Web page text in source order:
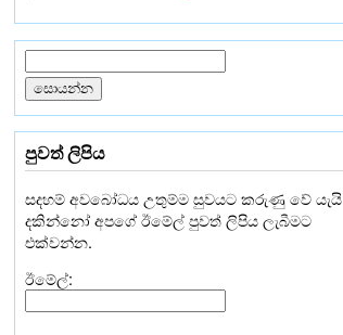
පුවත් ලිපිය
සදහම් අවබෝධය උතුම්ම සුවයට කරුණු වේ යැයි
දකින්නෝ අපගේ ඊමේල් පුවත් ලිපිය ලැබීමට
එක්වන්න.
ඊමේල්: